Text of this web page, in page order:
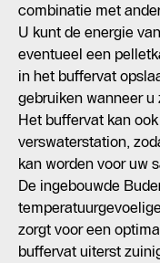
combinatie met
U kunt de energie
eventueel een
in het buffervat
gebruiken wanneer u
Het buffervat kan
verswaterstation,
kan worden voor uw
De ingebouwde
zorgt voor een
buffervat uiterst